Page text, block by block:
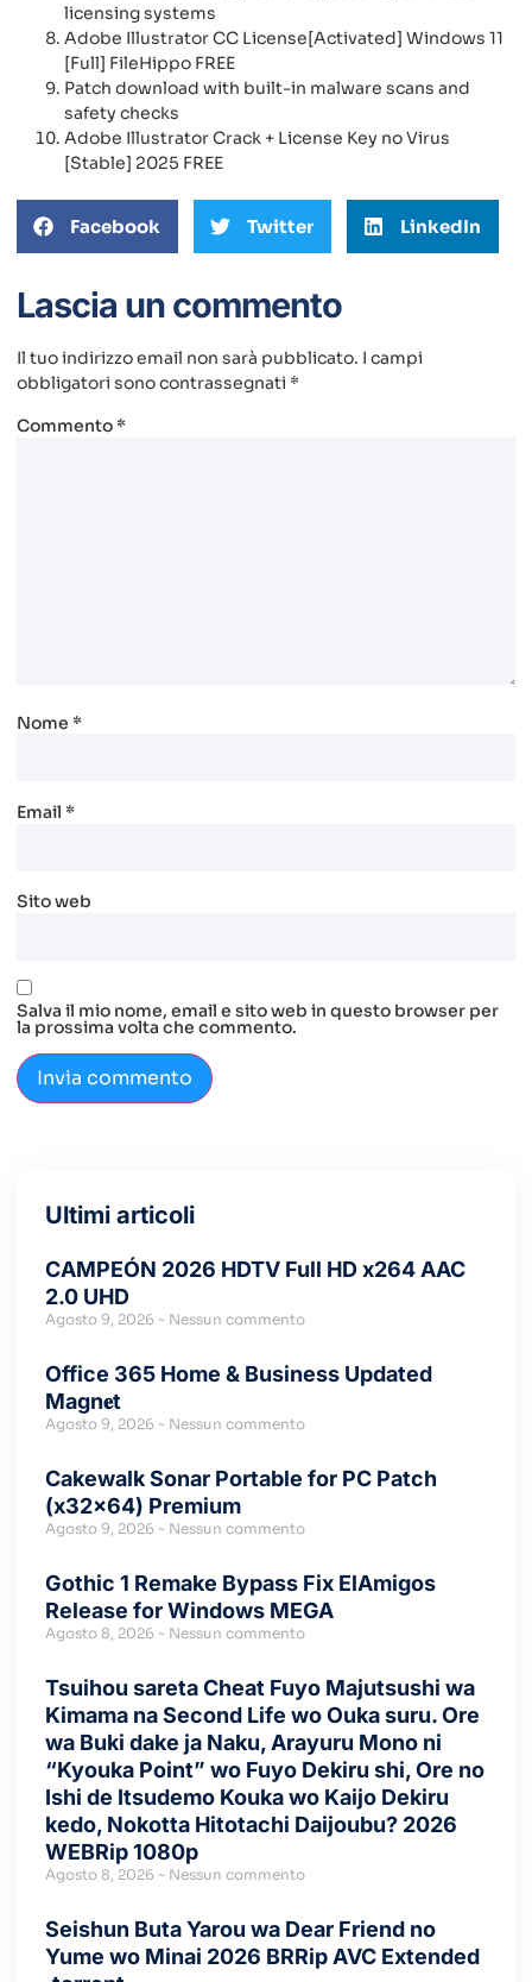
licensing systems
Adobe Illustrator CC License[Activated] Windows 11
[Full] FileHippo FREE
Patch download with built-in malware scans and
safety checks
Adobe Illustrator Crack + License Key no Virus
[Stable] 2025 FREE
Facebook Twitter LinkedIn
Lascia un commento
Il tuo indirizzo email non sarà pubblicato. I campi
obbligatori sono contrassegnati *
Commento*
Nome *
Email *
Sito web
Salva il mio nome, email e sito web in questo browser per
la prossima volta che commento.
Ultimi articoli
CAMPEÓN 2026 HDTV Full HD x264 AAC
2.0 UHD
Agosto 9, 2026 Nessun commento
Office 365 Home & Business Updated
Magn𝐞t
Agosto 9, 2026 Nessun commento
Cakewalk Sonar Portable for PC Patch
(x32x64) Premium
Agosto 9, 2026 Nessun commento
Gothic 1 Remake Bypass Fix ElAmigos
Release for Windows MEGA
Agosto 8, 2026 Nessun commento
Tsuihou sareta Cheat Fuyo Majutsushi wa
Kimama na Second Life wo Ouka suru. Ore
wa Buki dake ja Naku, Arayuru Mono ni
“Kyouka Point” wo Fuyo Dekiru shi, Ore no
Ishi de Itsudemo Kouka wo Kaijo Dekiru
kedo, Nokotta Hitotachi Daijoubu? 2026
WEBRip 1080p
Agosto 8, 2026 Nessun commento
Seishun Buta Yarou wa Dear Friend no
Yume wo Minai 2026 BRRip AVC Extended